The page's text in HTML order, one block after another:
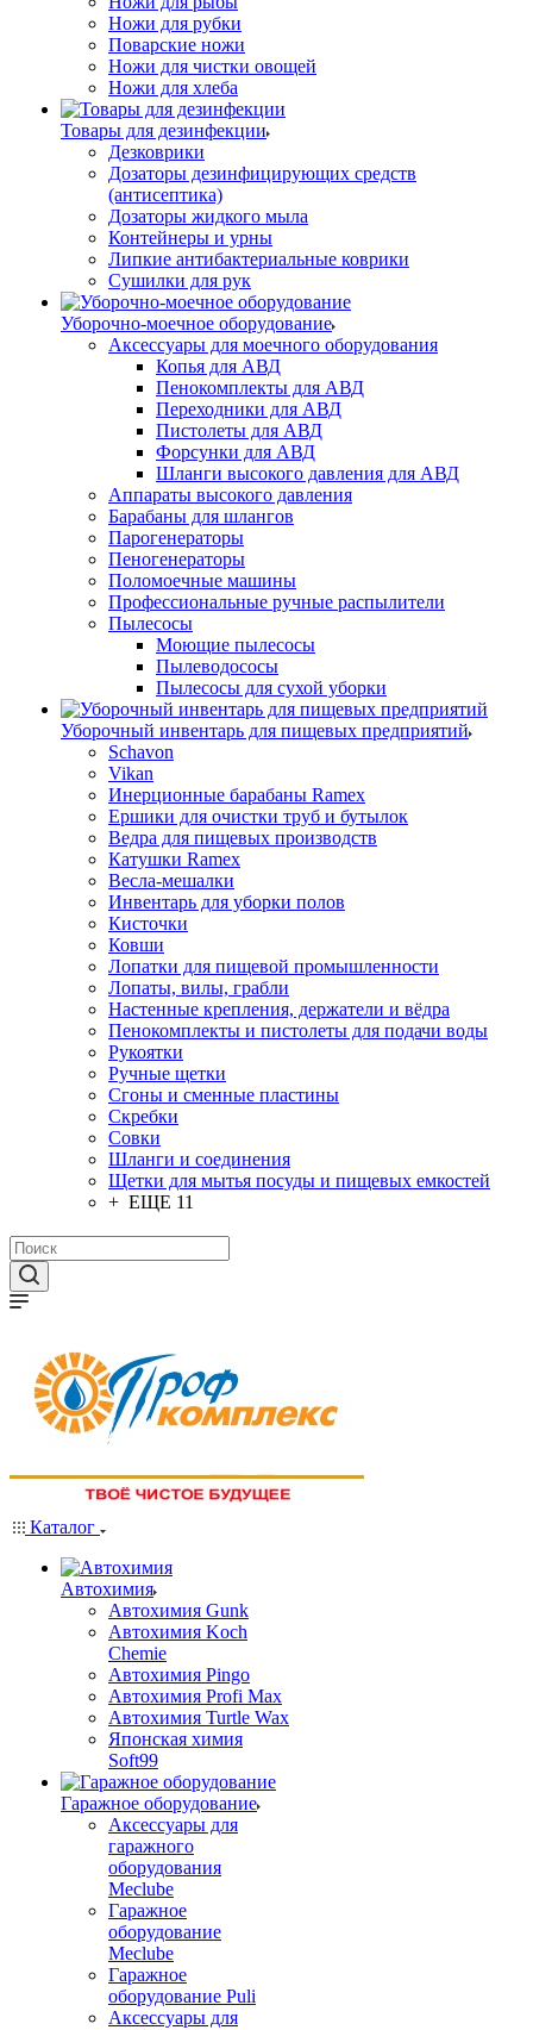
Ножи для рубки
Поварские ножи
Ножи для чистки овощей
Ножи для хлеба
Товары для дезинфекции
Дезковрики
Дозаторы дезинфицирующих средств
(антисептика)
Дозаторы жидкого мыла
Контейнеры и урны
Липкие антибактериальные коврики
Сушилки для рук
Уборочно-моечное оборудование
Аксессуары для моечного оборудования
Копья для АВД
Пенокомплекты для АВД
Переходники для АВД
Пистолеты для АВД
Форсунки для АВД
Шланги высокого давления для АВД
Аппараты высокого давления
Барабаны для шлангов
Парогенераторы
Пеногенераторы
Поломоечные машины
Профессиональные ручные распылители
Пылесосы
Моющие пылесосы
Пылеводососы
Пылесосы для сухой уборки
Уборочный инвентарь для пищевых предприятий
Schavon
Vikan
Инерционные барабаны Ramex
Ершики для очистки труб и бутылок
Ведра для пищевых производств
Катушки Ramex
Весла-мешалки
Инвентарь для уборки полов
Кисточки
Ковши
Лопатки для пищевой промышленности
Лопаты, вилы, грабли
Настенные крепления, держатели и вёдра
Пенокомплекты и пистолеты для подачи воды
Рукоятки
Ручные щетки
Сгоны и сменные пластины
Скребки
Совки
Шланги и соединения
Щетки для мытья посуды и пищевых емкостей
+ ЕЩЕ 11
Каталог
Автохимия
Автохимия Gunk
Автохимия Koch
Chemie
Автохимия Pingo
Автохимия Profi Max
Автохимия Turtle Wax
Японская химия
Soft99
Гаражное оборудование
Аксессуары для
гаражного
оборудования
Meclube
Гаражное
оборудование
Meclube
Гаражное
оборудование Puli
Аксессуары для